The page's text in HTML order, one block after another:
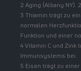
2 Aging (Albany NY).
3 Thiamin trägt zu
normalen
Funktion und einer
4 Vitamin C und Zink
Immunsystems bei.
5 Eisen trägt zu